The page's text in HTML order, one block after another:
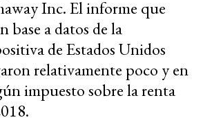
Inc. El informe que
base a datos de la
de Estados Unidos
relativamente poco y en
impuesto sobre la renta